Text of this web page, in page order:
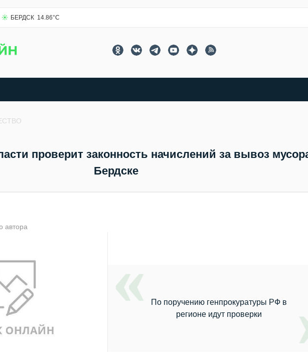
БЕРДСК 14.86°C
проверит законность начислений за вывоз
Бердске
автора
По поручению генпрокуратуры РФ в
регионе идут проверки